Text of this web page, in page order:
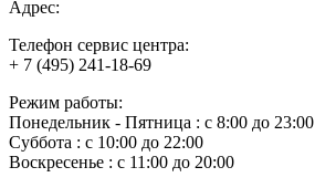
Адрес:
Телефон сервис центра:
+ 7 (495) 241-18-69
Режим работы:
Понедельник ‐ Пятница : с 8:00 до 23:00
Суббота : с 10:00 до 22:00
Воскресенье : с 11:00 до 20:00